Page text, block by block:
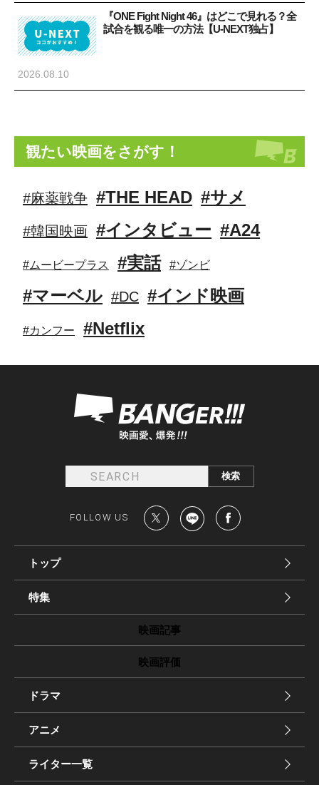
『ONE Fight Night 46』はどこで見れる？全
試合を観る唯一の方法【U-NEXT独占】
2026.08.10
観たい映画をさがす！
#麻薬戦争 #THE HEAD #サメ
#韓国映画 #インタビュー #A24
#ムービープラス #実話 #ゾンビ
#マーベル #DC #インド映画
#カンフー #Netflix
FOLLOW US
トップ
特集
映画記事
映画評価
ドラマ
アニメ
ライター一覧